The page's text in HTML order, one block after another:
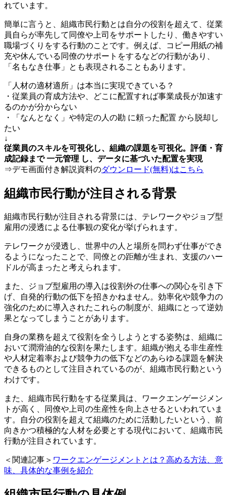
れています。
簡単に言うと、組織市民行動とは自分の役割を超えて、従業
員自らが率先して同僚や上司をサポートしたり、働きやすい
職場づくりをする行動のことです。例えば、コピー用紙の補
充や休んでいる同僚のサポートをするなどの行動があり、
「名もなき仕事」とも表現されることもあります。
「人材の適材適所」は本当に実現できている？
・従業員の育成方法や、どこに配置すれば事業成長が加速す
るのかが分からない
・「なんとなく」や特定の人の勘 に頼った配置 から脱却し
たい
↓
従業員のスキルを可視化し、組織の課題を可視化。評価・育
成記録まで 一元管理 し、データに基づいた配置を実現
⇒デモ画面付き解説資料のダウンロード(無料)はこちら
組織市民行動が注目される背景
組織市民行動が注目される背景には、テレワークやジョブ型
雇用の浸透による仕事観の変化が挙げられます。
テレワークが浸透し、世界中の人と場所を問わず仕事ができ
るようになったことで、同僚との距離が生まれ、支援のハー
ドルが高まったと考えられます。
また、ジョブ型雇用の導入は役割外の仕事への関心を引き下
げ、自発的行動の低下を招きかねません。効率化や競争力の
強化のために導入されたこれらの制度が、組織にとって逆効
果となってしまうことがあります。
自身の業務を超えて役割を全うしようとする姿勢は、組織に
おいて潤滑油的な役割を果たします。組織が抱える非生産性
や人材定着率および競争力の低下などのあらゆる課題を解決
できるものとして注目されているのが、組織市民行動という
わけです。
また、組織市民行動をする従業員は、ワークエンゲージメン
トが高く、同僚や上司の生産性を向上させるといわれていま
す。自分の役割を超えて組織のために活動したいという、前
向きかつ積極的な人材を必要とする現代において、組織市民
行動が注目されています。
＜関連記事＞ ワークエンゲージメントとは？高める方法、意
味、具体的な事例を紹介